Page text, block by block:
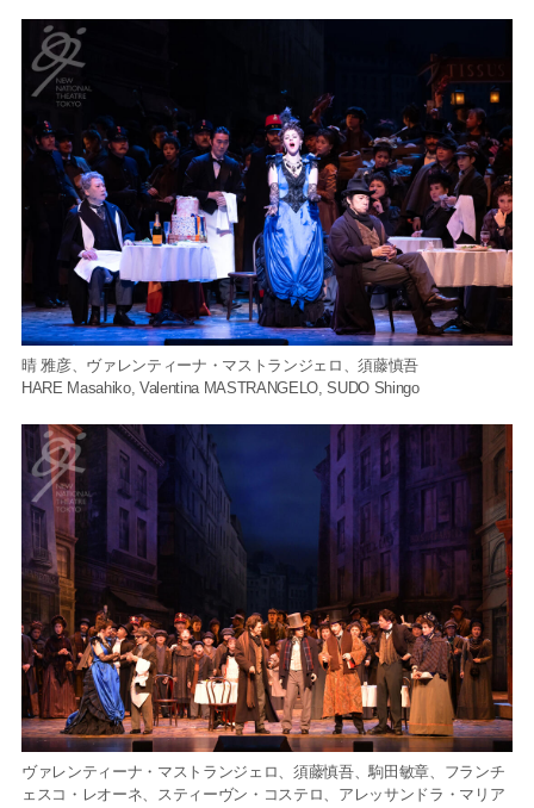
晴 雅彦、ヴァレンティーナ・マストランジェロ、須藤慎吾
HARE Masahiko, Valentina MASTRANGELO, SUDO Shingo
ヴァレンティーナ・マストランジェロ、須藤慎吾、駒田敏章、フランチ
ェスコ・レオーネ、スティーヴン・コステロ、アレッサンドラ・マリア